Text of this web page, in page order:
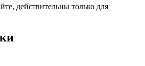
действительны только для